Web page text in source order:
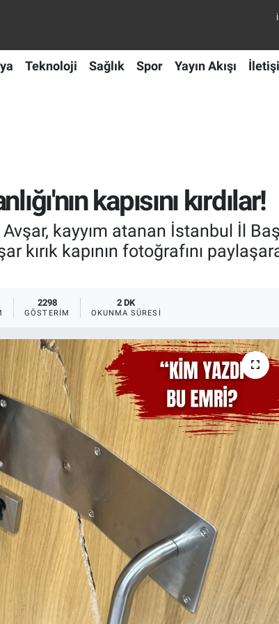
Teknoloji Sağlık Spor Yayın Akışı
kapısını kırdılar!
kayyım atanan İstanbul İl
kırık kapının fotoğrafını
2298
GÖSTERIM
2 DK
OKUNMA SÜRESI